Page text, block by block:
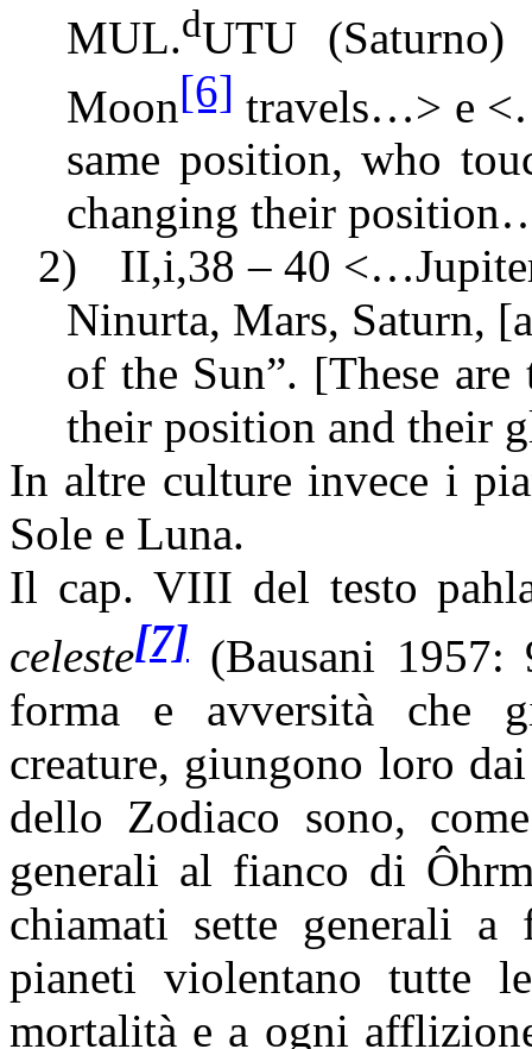
MUL.dUTU
Moon[6] travels…> e
same position, who
changing their
2)
II,i,38 – 40
Ninurta, Mars, Saturn,
of the Sun”. [These
their position and their
In altre culture invece i
Sole e Luna.
Il cap. VIII del testo
celeste[7] (Bausani
forma e avversità che
creature, giungono loro
dello Zodiaco sono,
generali al fianco di Ô
chiamati sette generali
pianeti violentano tutte
mortalità e a ogni